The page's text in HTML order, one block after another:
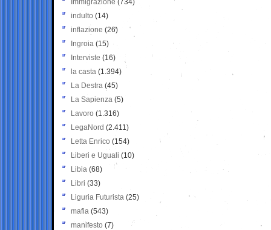
Immigrazione (734)
indulto (14)
inflazione (26)
Ingroia (15)
Interviste (16)
la casta (1.394)
La Destra (45)
La Sapienza (5)
Lavoro (1.316)
LegaNord (2.411)
Letta Enrico (154)
Liberi e Uguali (10)
Libia (68)
Libri (33)
Liguria Futurista (25)
mafia (543)
manifesto (7)